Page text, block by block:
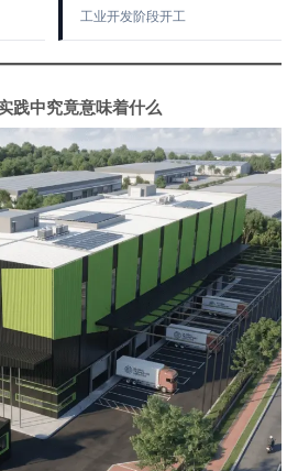
工业开发阶段开工
践中究竟意味着什么